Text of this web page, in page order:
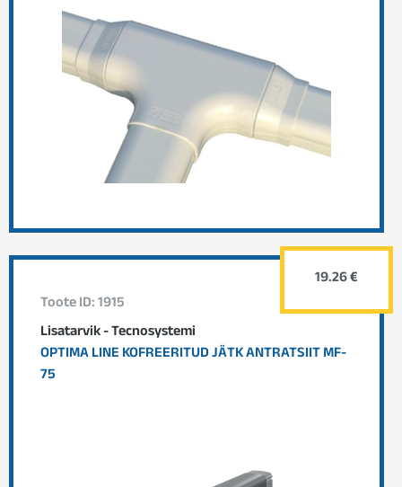
Toote ID: 1915
Lisatarvik - Tecnosystemi
OPTIMA LINE KOFREERITUD JÄTK ANTRATSIIT MF-
75
19.26 €